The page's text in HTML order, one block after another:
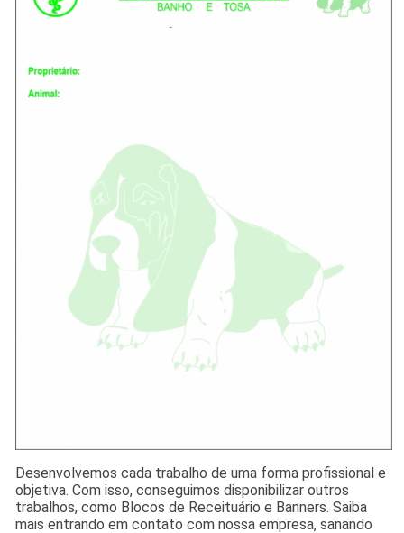
Desenvolvemos cada trabalho de uma forma profissional e
objetiva. Com isso, conseguimos disponibilizar outros
trabalhos, como Blocos de Receituário e Banners. Saiba
mais entrando em contato com nossa empresa, sanando